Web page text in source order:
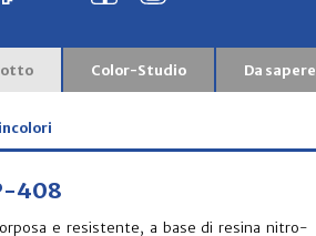
Color-Studio Da sapere
408
e resistente, a base di resina nitro-